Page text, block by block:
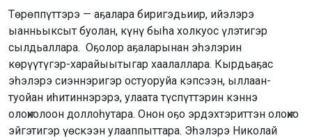
Төрөппүттэрэ — аҕалара биригэдьиир, ийэлэрэ
ыанньыксыт буолан, күнү быһа холкуос үлэтигэр
сылдьаллара. Оҕолор аҕаларынан эһэлэрин
көрүүтүгэр-харайыытыгар хаалаллара. Кырдьаҕас
эһэлэрэ сиэннэригэр остуоруйа кэпсээн, ыллаан-
туойан иһитиннэрэрэ, улаата түспүттэрин кэннэ
олоҥхолоон доллоһутара. Онон оҕо эрдэхтэриттэн олоҥхо
эйгэтигэр үөскээн улааппыттара. Эһэлэрэ Николай